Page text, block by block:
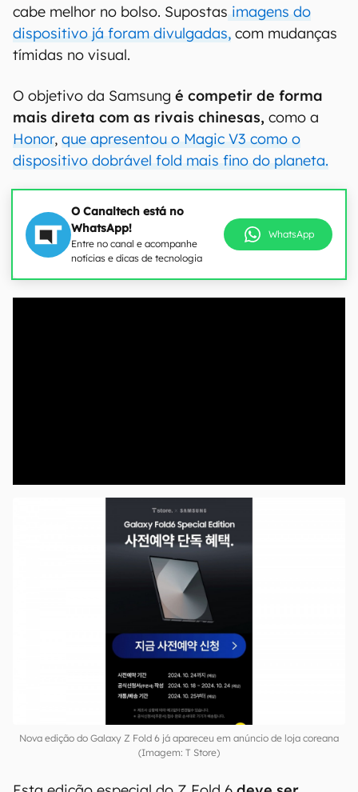
cabe melhor no bolso. Supostas imagens do
dispositivo já foram divulgadas, com mudanças
tímidas no visual.
O objetivo da Samsung é competir de forma
mais direta com as rivais chinesas, como a
Honor, que apresentou o Magic V3 como o
dispositivo dobrável fold mais fino do planeta.
O Canaltech está no
WhatsApp!
Entre no canal e acompanhe
notícias e dicas de tecnologia
WhatsApp
Nova edição do Galaxy Z Fold 6 já apareceu em anúncio de loja coreana
(Imagem: T Store)